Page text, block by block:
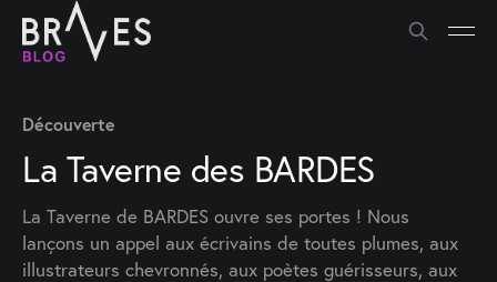
Découverte
La Taverne des BARDES
La Taverne de BARDES ouvre ses portes ! Nous
lançons un appel aux écrivains de toutes plumes, aux
illustrateurs chevronnés, aux poètes guérisseurs, aux